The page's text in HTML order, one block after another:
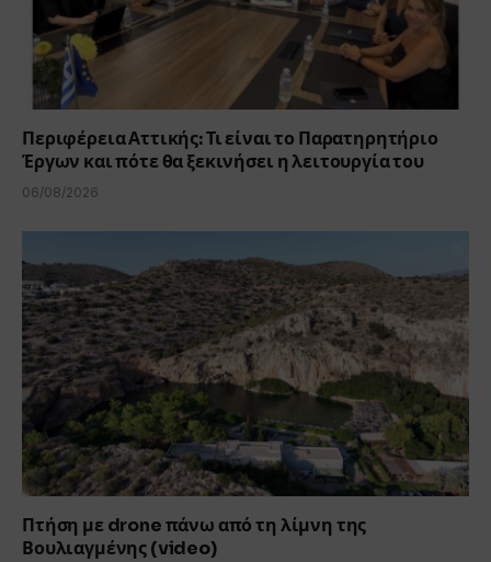
Περιφέρεια Αττικής: Τι είναι το Παρατηρητήριο
Έργων και πότε θα ξεκινήσει η λειτουργία του
06/08/2026
Πτήση με drone πάνω από τη λίμνη της
Βουλιαγμένης (video)